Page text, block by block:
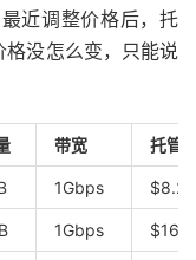
近调整价格后，托
格没怎么变，只能说
带宽 托管
1Gbps
1Gbps